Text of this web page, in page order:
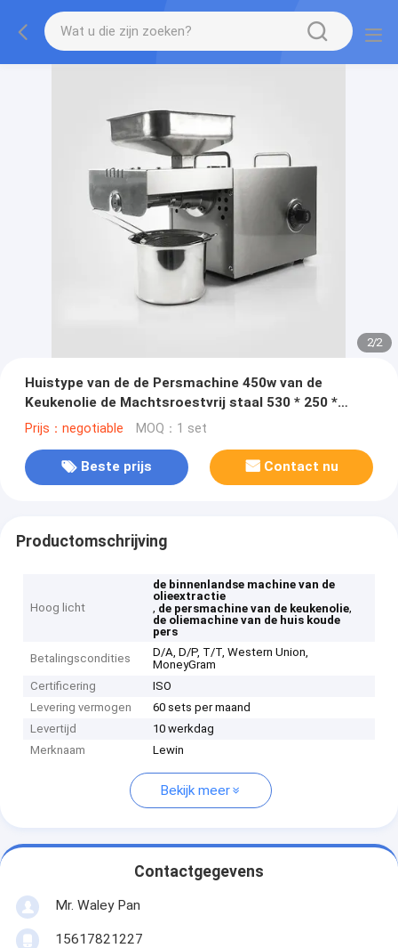
2/2
Huistype van de de Persmachine 450w van de
Keukenolie de Machtsroestvrij staal 530 * 250 *
300mm
Prijs：negotiable MOQ：1 set
Beste prijs Contact nu
Productomschrijving
Hoog licht
de binnenlandse machine van de
olieextractie
, de persmachine van de keukenolie,
de oliemachine van de huis koude
pers
Betalingscondities
D/A, D/P, T/T, Western Union,
MoneyGram
Certificering
ISO
Levering vermogen
60 sets per maand
Levertijd
10 werkdag
Merknaam
Lewin
Bekijk meer
Contactgegevens
Mr. Waley Pan
15617821227